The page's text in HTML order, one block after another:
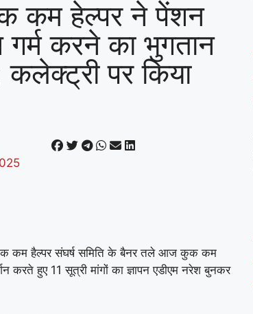
कम हेल्पर ने पेंशन
गर्म करने का भुगतान
पर किया
कम हैल्पर संघर्ष समिति के बैनर तले आज कुक कम
करते हुए 11 सूत्री मांगों का ज्ञापन एडीएम नरेश बुनकर